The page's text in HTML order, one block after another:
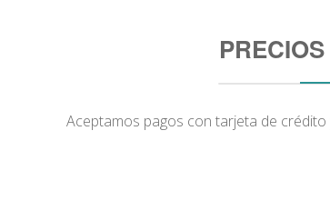
Aceptamos pagos con tarjeta de